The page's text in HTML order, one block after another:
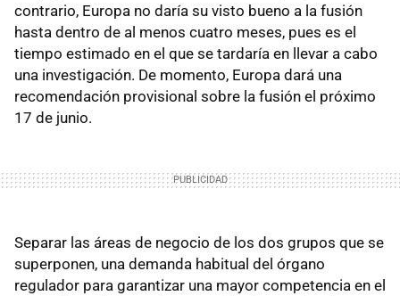
contrario, Europa no daría su visto bueno a la fusión
hasta dentro de al menos cuatro meses, pues es el
tiempo estimado en el que se tardaría en llevar a cabo
una investigación. De momento, Europa dará una
recomendación provisional sobre la fusión el próximo
17 de junio.
Separar las áreas de negocio de los dos grupos que se
superponen, una demanda habitual del órgano
regulador para garantizar una mayor competencia en el